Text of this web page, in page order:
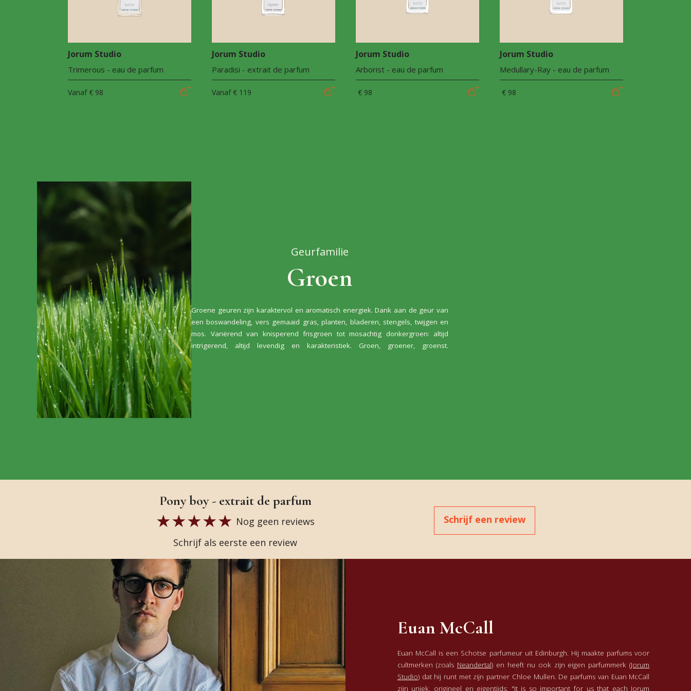
Jorum Studio
Trimerous - eau de parfum
Vanaf € 98
Jorum Studio
Paradisi - extrait de parfum
Vanaf € 119
Jorum Studio
Arborist - eau de parfum
€ 98
Jorum Studio
Medullary-Ray - eau de parfum
€ 98
Geurfamilie
Groen
Groene geuren zijn karaktervol en aromatisch energiek. Dank aan de geur van
een boswandeling, vers gemaaid gras, planten, bladeren, stengels, twijgen en
mos. Variërend van knisperend frisgroen tot mosachtig donkergroen: altijd
intrigerend, altijd levendig en karakteristiek. Groen, groener, groenst.
Pony boy - extrait de parfum
Nog geen reviews
Schrijf als eerste een review
Schrijf een review
Euan McCall
Euan McCall is een Schotse parfumeur uit Edinburgh. Hij maakte parfums voor
cultmerken (zoals Neandertal) en heeft nu ook zijn eigen parfummerk (Jorum
Studio) dat hij runt met zijn partner Chloe Mullen. De parfums van Euan McCall
zijn uniek, origineel en eigentijds: "It is so important for us that each Jorum